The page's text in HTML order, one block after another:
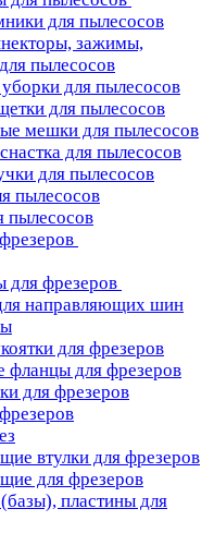
для пылесосов
зажимы,
пылесосов
для пылесосов
для пылесосов
мешки для пылесосов
для пылесосов
для пылесосов
пылесосов
пылесосов
для фрезеров
направляющих шин
для фрезеров
фланцы для фрезеров
для фрезеров
втулки для фрезеров
для фрезеров
пластины для